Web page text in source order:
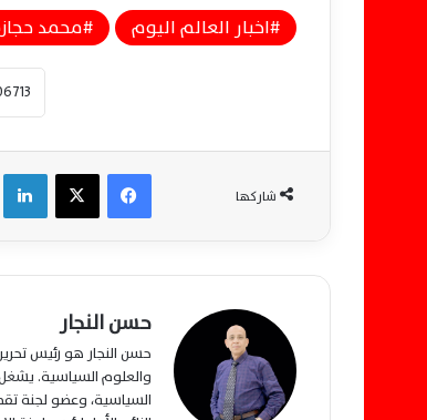
اخبار العالم اليوم محمد
شاركها
فيسبوك ‫X
حسن النجار
حسن النجار هو رئيس
والعلوم السياسية.
السياسية، وعضو لجنة